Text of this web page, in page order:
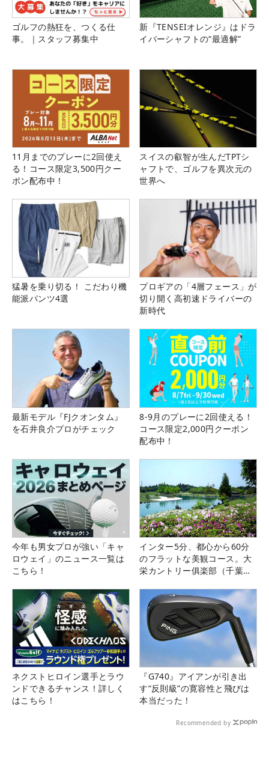
ゴルフの熱狂を、つくる仕
事。｜スタッフ募集中
新『TENSEIオレンジ』はドラ
イバーシャフトの“最適解”
11月までのプレーに2回使え
る！コース限定3,500円クー
ポン配布中！
スイスの叡智が生んだTPTシ
ャフトで、ゴルフを異次元の
世界へ
猛暑を乗り切る！ こだわり機
能派パンツ4選
プロギアの「4層フェース」が
切り開く高初速ドライバーの
新時代
最新モデル『FJクオンタム』
を石井良介プロがチェック
8-9月のプレーに2回使える！
コース限定2,000円クーポン
配布中！
今年も男女プロが強い「キャ
ロウェイ」のニュース一覧は
こちら！
インター5分、都心から60分
のフラットな美観コース。大
栄カントリー俱楽部（千葉
ネクストヒロイン選手とラウ
ンドできるチャンス！詳しく
はこちら！
『G740』アイアンが引き出
す“反則級”の寛容性と飛びは
本当だった！
Recommended by